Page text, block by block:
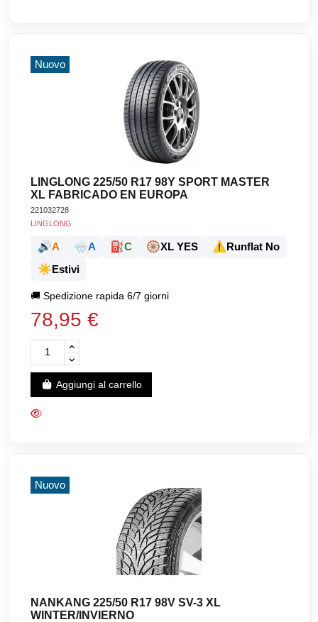
Nuovo
LINGLONG 225/50 R17 98Y SPORT MASTER
XL FABRICADO EN EUROPA
221032728
LINGLONG
🔊A 🌧️A ⛽C 🛞XL YES ⚠️Runflat No
☀️Estivi
🚚Spedizione rapida 6/7 giorni
78,95 €
Aggiungi al carrello
Nuovo
NANKANG 225/50 R17 98V SV-3 XL
WINTER/INVIERNO